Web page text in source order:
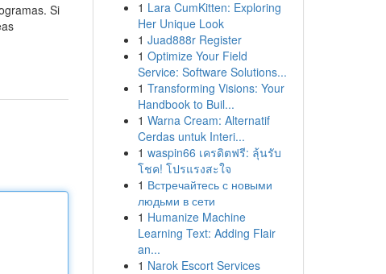
Si
1 Lara CumKitten: Exploring
Her Unique Look
1 Juad888r Register
1 Optimize Your Field
Service: Software Solutions...
1 Transforming Visions: Your
Handbook to Buil...
1 Warna Cream: Alternatif
Cerdas untuk Interi...
1 waspin66 เครดิตฟรี: ลุ้นรับ
โชค! โปรแรงสะใจ
1 Встречайтесь с новыми
людьми в сети
1 Humanize Machine
Learning Text: Adding Flair
an...
1 Narok Escort Services